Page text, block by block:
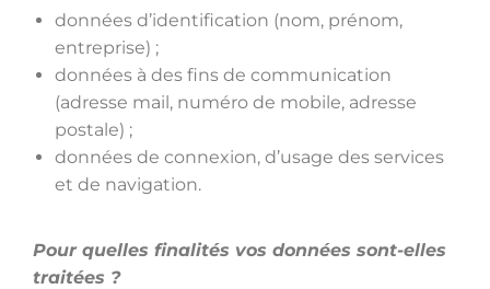
données d’identification (nom, prénom,
entreprise) ;
données à des fins de communication
(adresse mail, numéro de mobile, adresse
postale) ;
données de connexion, d’usage des services
et de navigation.
Pour quelles finalités vos données sont-elles
traitées ?